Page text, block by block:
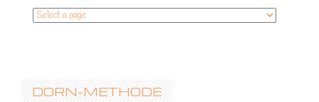
SKIP
DORN-METHODE